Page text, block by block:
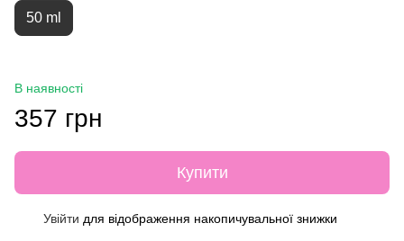
50 ml
В наявності
357 грн
Купити
Увійти для відображення накопичувальної знижки